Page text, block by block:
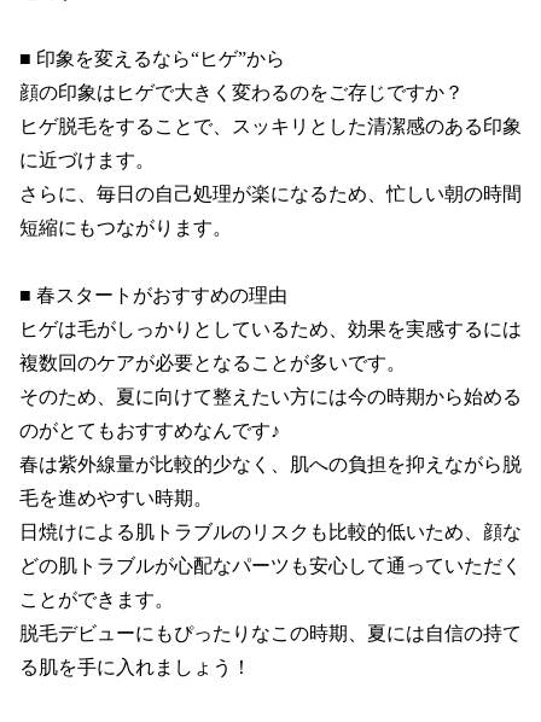
■ 印象を変えるなら“ヒゲ”から
顔の印象はヒゲで大きく変わるのをご存じですか？
ヒゲ脱毛をすることで、スッキリとした清潔感のある印象
に近づけます。
さらに、毎日の自己処理が楽になるため、忙しい朝の時間
短縮にもつながります。
■ 春スタートがおすすめの理由
ヒゲは毛がしっかりとしているため、効果を実感するには
複数回のケアが必要となることが多いです。
そのため、夏に向けて整えたい方には今の時期から始める
のがとてもおすすめなんです♪
春は紫外線量が比較的少なく、肌への負担を抑えながら脱
毛を進めやすい時期。
日焼けによる肌トラブルのリスクも比較的低いため、顔な
どの肌トラブルが心配なパーツも安心して通っていただく
ことができます。
脱毛デビューにもぴったりなこの時期、夏には自信の持て
る肌を手に入れましょう！